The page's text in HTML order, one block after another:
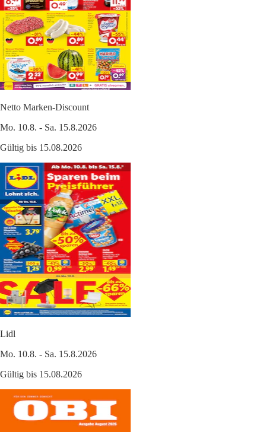
Netto Marken-Discount
Mo. 10.8. - Sa. 15.8.2026
Gültig bis 15.08.2026
Lidl
Mo. 10.8. - Sa. 15.8.2026
Gültig bis 15.08.2026